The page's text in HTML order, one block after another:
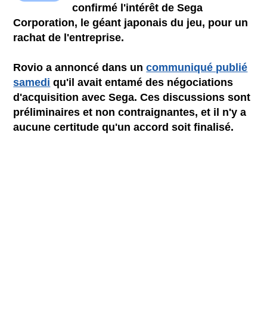
confirmé l'intérêt de Sega
Corporation, le géant japonais du jeu, pour un
rachat de l'entreprise.
Rovio a annoncé dans uncommuniqué publié
samedi qu'il avait entamé des négociations
d'acquisition avec Sega. Ces discussions sont
préliminaires et non contraignantes, et il n'y a
aucune certitude qu'un accord soit finalisé.